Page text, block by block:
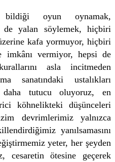
bildiği oyun oynamak,
yalan söylemek, hiçbiri
kafa yormuyor, hiçbiri
vermiyor, hepsi de
asla incitmeden
sanatındaki ustalıkları
tutucu oluyoruz, en
köhnelikteki düşünceleri
devrimlerimiz yalnızca
yanılsamasını
yeter, her şeyden
cesaretin ötesine geçerek